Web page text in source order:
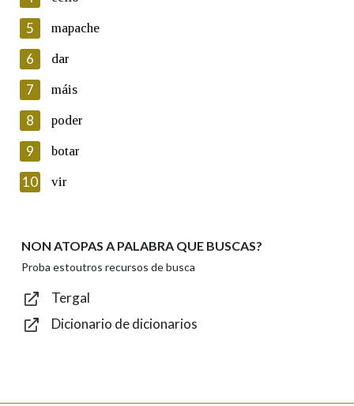
Lin e acepto as condicións da política de
Introduce o código que aparece na imaxe:
Texto de verificación
Enviar
5 mapache
6 dar
7 máis
8 poder
9 botar
10 vir
NON ATOPAS A PALABRA QUE BUSCAS?
Proba estoutros recursos de busca
Tergal
Dicionario de dicionarios